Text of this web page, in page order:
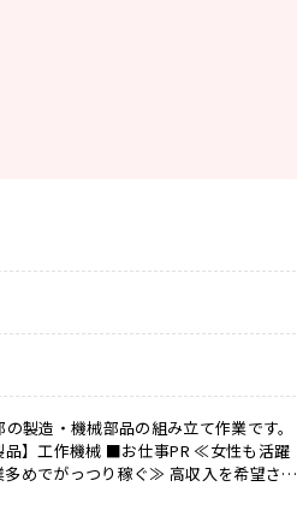
製造・機械部品の組み立て作業です。
PR ≪女性も活躍
めでがっつり稼ぐ≫ 高収入を希望され
があると毎日の服選びに悩まずOK♪ ≪